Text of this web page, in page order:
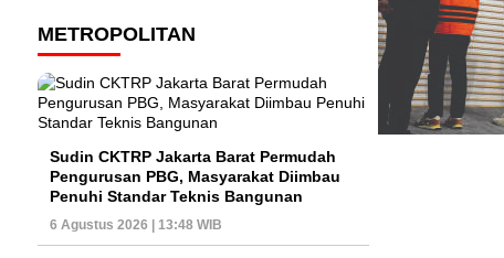
METROPOLITAN
Sudin CKTRP Jakarta Barat Permudah
Pengurusan PBG, Masyarakat Diimbau
Penuhi Standar Teknis Bangunan
6 Agustus 2026 | 13:48 WIB